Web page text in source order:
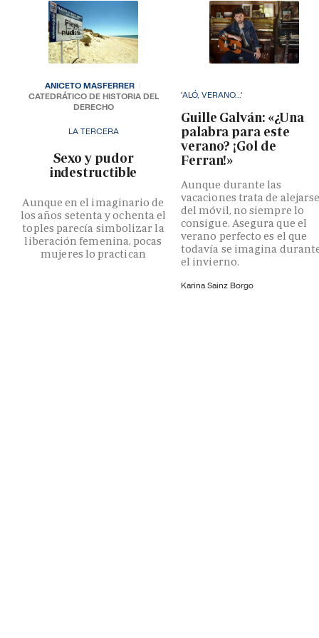
LA TERCERA
­Sexo y pudor
indestructible
Aunque en el imaginario de
los años setenta y ochenta el
toples parecía simbolizar la
liberación femenina, pocas
mujeres lo practican
ANICETO MASFERRER
CATEDRÁTICO DE HISTORIA DEL
DERECHO
'ALÓ, VERANO...'
Guille Galván: «¿Una
palabra para este
verano? ¡Gol de
Ferran!»
Aunque durante las
vacaciones trata de
del móvil, no siempre lo
consigue. Asegura que el
verano perfecto es el que
todavía se imagina
el invierno.
Karina Sainz Borgo